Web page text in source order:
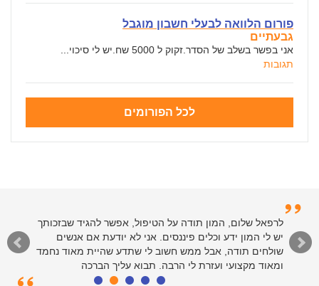
פורום הלוואה לבעלי חשבון מוגבל
גבעתיים
אני בפשר בשלב של הסדר.זקוק ל 5000 שח.יש לי סיכוי...
תגובות
לכל הפורומים
לרפאל שלום, המון תודה על הטיפול, אפשר להגיד שבזכותך
יש לי המון ידע וכלים פיננסים. אני לא יודעת אם אנשים
שולחים תודה, אבל ממש חשוב לי שתדע שהיית מאוד נחמד
ומאוד מקצועי ועזרת לי הרבה. תבוא עליך הברכה